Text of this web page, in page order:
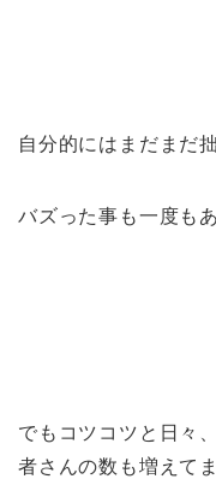
自分的にはまだまだ
バズった事も一度も
でもコツコツと日々
者さんの数も増えて